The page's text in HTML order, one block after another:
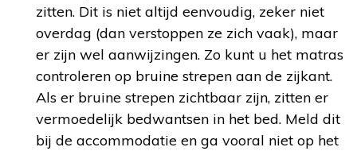
zitten. Dit is niet altijd eenvoudig, zeker niet
overdag (dan verstoppen ze zich vaak), maar
er zijn wel aanwijzingen. Zo kunt u het matras
controleren op bruine strepen aan de zijkant.
Als er bruine strepen zichtbaar zijn, zitten er
vermoedelijk bedwantsen in het bed. Meld dit
bij de accommodatie en ga vooral niet op het